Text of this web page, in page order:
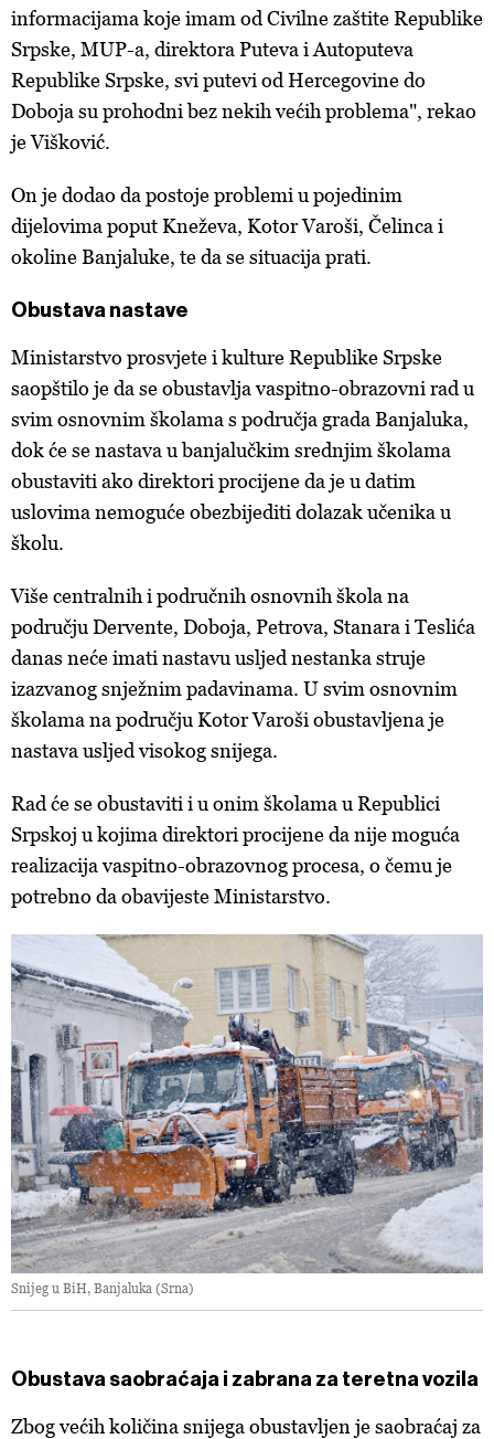
o kolačićima i drugim sličnim tehnologijama uPolitici
kolačića. Kolačiće u bilo kojem trenutku možete ponovno
ažurirati klikom na „Prikaži detalje“. Privolu možete u bilo
kojem trenutku povući bez negativnih posljedica.
informacijama koje imam od Civilne zaštite Republike
Srpske, MUP-a, direktora Puteva i Autoputeva
Republike Srpske, svi putevi od Hercegovine do
Doboja su prohodni bez nekih većih problema", rekao
je Višković.
On je dodao da postoje problemi u pojedinim
dijelovima poput Kneževa, Kotor Varoši, Čelinca i
okoline Banjaluke, te da se situacija prati.
Obustava nastave
Ministarstvo prosvjete i kulture Republike Srpske
saopštilo je da se obustavlja vaspitno-obrazovni rad u
svim osnovnim školama s područja grada Banjaluka,
dok će se nastava u banjalučkim srednjim školama
obustaviti ako direktori procijene da je u datim
uslovima nemoguće obezbijediti dolazak učenika u
školu.
Više centralnih i područnih osnovnih škola na
području Dervente, Doboja, Petrova, Stanara i Teslića
danas neće imati nastavu usljed nestanka struje
izazvanog snježnim padavinama. U svim osnovnim
školama na području Kotor Varoši obustavljena je
nastava usljed visokog snijega.
Rad će se obustaviti i u onim školama u Republici
Srpskoj u kojima direktori procijene da nije moguća
realizacija vaspitno-obrazovnog procesa, o čemu je
potrebno da obavijeste Ministarstvo.
Snijeg u BiH, Banjaluka (Srna)
Obustava saobraćaja i zabrana za teretna vozila
Zbog većih količina snijega obustavljen je saobraćaj za